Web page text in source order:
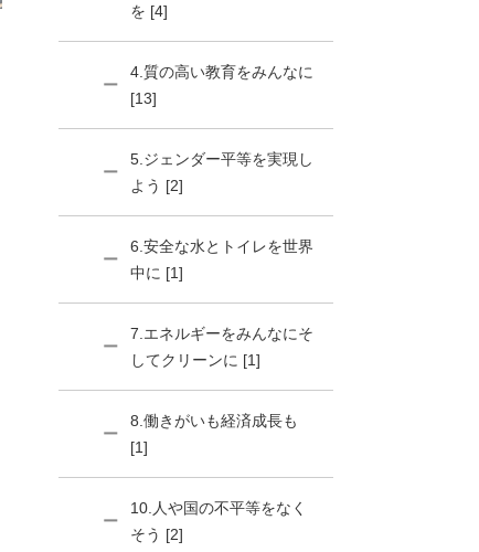
を [4]
4.質の高い教育をみんなに
[13]
5.ジェンダー平等を実現し
よう [2]
6.安全な水とトイレを世界
中に [1]
7.エネルギーをみんなにそ
してクリーンに [1]
8.働きがいも経済成長も
[1]
10.人や国の不平等をなく
そう [2]